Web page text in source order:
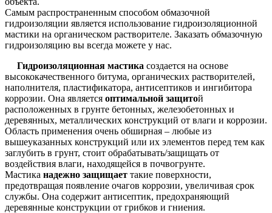
Самым распространенным способом обмазочной
гидроизоляции является использование гидроизоляционной
мастики на органическом растворителе. Заказать обмазочную
гидроизоляцию вы всегда можете у нас.
Гидроизоляционная мастика создается на основе
высококачественного битума, органических растворителей,
наполнителя, пластификатора, антисептиков и ингибитора
коррозии. Она является оптимальной защитой
расположенных в грунте бетонных, железобетонных и
деревянных, металлических конструкций от влаги и коррозии.
Область применения очень обширная – любые из
вышеуказанных конструкций или их элементов перед тем как
заглубить в грунт, стоит обрабатывать/защищать от
воздействия влаги, находящейся в почвогрунте.
Мастика надежно защищает такие поверхности,
предотвращая появление очагов коррозии, увеличивая срок
службы. Она содержит антисептик, предохраняющий
деревянные конструкции от грибков и гниения.